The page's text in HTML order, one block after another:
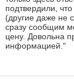
подтвердили,
(другие даже не
сразу сообщим
цену. Довольна
информацией."